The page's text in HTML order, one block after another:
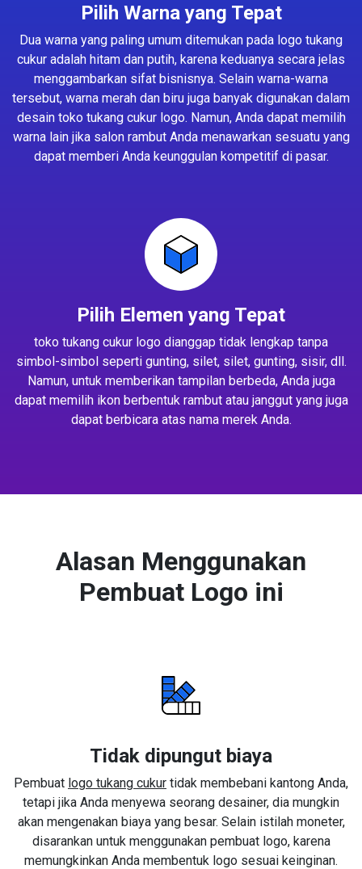
Pilih Warna yang Tepat
Dua warna yang paling umum ditemukan pada logo tukang
cukur adalah hitam dan putih, karena keduanya secara jelas
menggambarkan sifat bisnisnya. Selain warna-warna
tersebut, warna merah dan biru juga banyak digunakan dalam
desain toko tukang cukur logo. Namun, Anda dapat memilih
warna lain jika salon rambut Anda menawarkan sesuatu yang
dapat memberi Anda keunggulan kompetitif di pasar.
Pilih Elemen yang Tepat
toko tukang cukur logo dianggap tidak lengkap tanpa
simbol-simbol seperti gunting, silet, silet, gunting, sisir, dll.
Namun, untuk memberikan tampilan berbeda, Anda juga
dapat memilih ikon berbentuk rambut atau janggut yang juga
dapat berbicara atas nama merek Anda.
Alasan Menggunakan
Pembuat Logo ini
Tidak dipungut biaya
Pembuat logo tukang cukur tidak membebani kantong Anda,
tetapi jika Anda menyewa seorang desainer, dia mungkin
akan mengenakan biaya yang besar. Selain istilah moneter,
disarankan untuk menggunakan pembuat logo, karena
memungkinkan Anda membentuk logo sesuai keinginan.